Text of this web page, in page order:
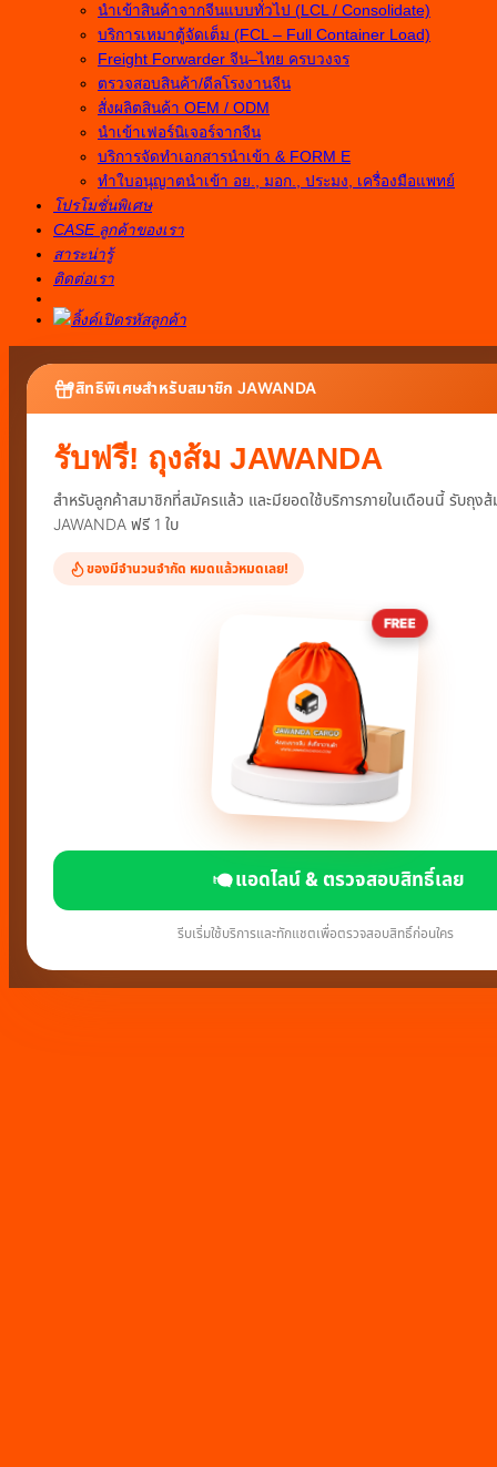
นำเข้าสินค้าจากจีนแบบทั่วไป (LCL / Consolidate)
บริการเหมาตู้จัดเต็ม (FCL – Full Container Load)
Freight Forwarder จีน–ไทย ครบวงจร
ตรวจสอบสินค้า/ดีลโรงงานจีน
สั่งผลิตสินค้า OEM / ODM
นำเข้าเฟอร์นิเจอร์จากจีน
บริการจัดทำเอกสารนำเข้า & FORM E
ทำใบอนุญาตนำเข้า อย., มอก., ประมง, เครื่องมือแพทย์
โปรโมชั่นพิเศษ
CASE ลูกค้าของเรา
สาระน่ารู้
ติดต่อเรา
สิทธิพิเศษสำหรับสมาชิก JAWANDA
รับฟรี! ถุงส้ม JAWANDA
สำหรับลูกค้าสมาชิกที่สมัครแล้ว และมียอดใช้บริการภายในเดือนนี้ รับถุงส้
JAWANDA ฟรี 1 ใบ
ของมีจำนวนจำกัด หมดแล้วหมดเลย!
FREE
แอดไลน์ & ตรวจสอบสิทธิ์เลย
รีบเริ่มใช้บริการและทักแชตเพื่อตรวจสอบสิทธิ์ก่อนใคร